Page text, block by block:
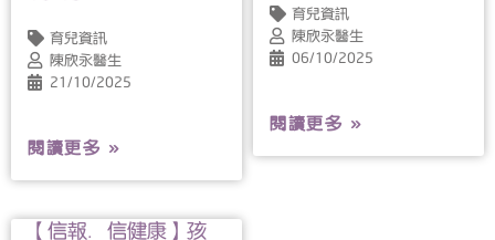
育兒資訊
陳欣永醫生
21/10/2025
閱讀更多 »
育兒資訊
陳欣永醫生
06/10/2025
閱讀更多 »
【信報．信健康】孩